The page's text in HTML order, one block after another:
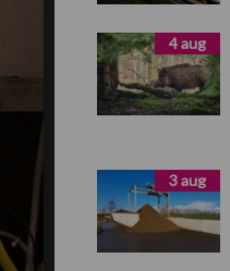
4 aug
3 aug